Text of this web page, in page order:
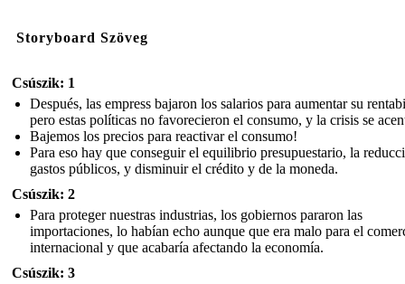
Storyboard Szöveg
Csúszik: 1
Después, las empress bajaron los salarios para aumentar su
pero estas políticas no favorecieron el consumo, y la crisis se
Bajemos los precios para reactivar el consumo!
Para eso hay que conseguir el equilibrio presupuestario, la
gastos públicos, y disminuir el crédito y de la moneda.
Csúszik: 2
Para proteger nuestras industrias, los gobiernos pararon las
importaciones, lo habían echo aunque que era malo para el
internacional y que acabaría afectando la economía.
Csúszik: 3